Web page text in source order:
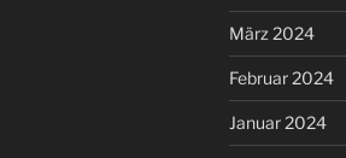
März 2024
Februar 2024
Januar 2024